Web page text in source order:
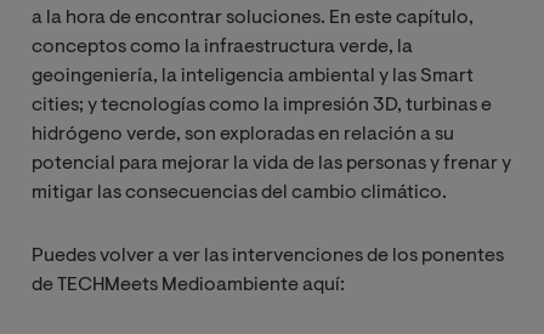
a la hora de encontrar soluciones. En este capítulo,
conceptos como la infraestructura verde, la
geoingeniería, la inteligencia ambiental y las Smart
cities; y tecnologías como la impresión 3D, turbinas e
hidrógeno verde, son exploradas en relación a su
potencial para mejorar la vida de las personas y frenar y
mitigar las consecuencias del cambio climático.
Puedes volver a ver las intervenciones de los ponentes
de TECHMeets Medioambiente aquí: